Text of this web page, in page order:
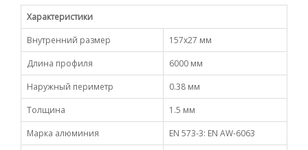
Характеристики
Внутренний размер
157х27 мм
Длина профиля
6000 мм
Наружный периметр
0.38 мм
Толщина
1.5 мм
Марка алюминия
EN 573-3: EN AW-6063